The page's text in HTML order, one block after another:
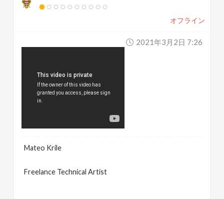
オフライン
2021年3月2日 7:26
Mateo Krile
Freelance Technical Artist